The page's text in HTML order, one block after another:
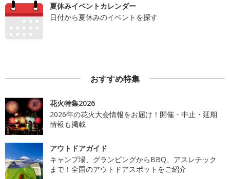
夏休みイベントカレンダー
日付から夏休みのイベントを探す
おすすめ特集
花火特集2026
2026年の花火大会情報をお届け！開催・中止・延期
情報も掲載
アウトドアガイド
キャンプ場、グランピングからBBQ、アスレチック
まで！全国のアウトドアスポットをご紹介